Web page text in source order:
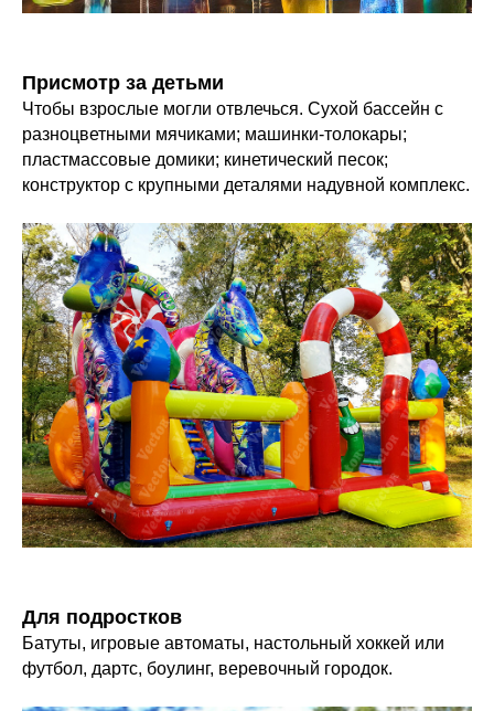
Присмотр за детьми
Чтобы взрослые могли отвлечься. Сухой бассейн с
разноцветными мячиками; машинки-толокары;
пластмассовые домики; кинетический песок;
конструктор с крупными деталями надувной комплекс.
Для подростков
Батуты, игровые автоматы, настольный хоккей или
футбол, дартс, боулинг, веревочный городок.